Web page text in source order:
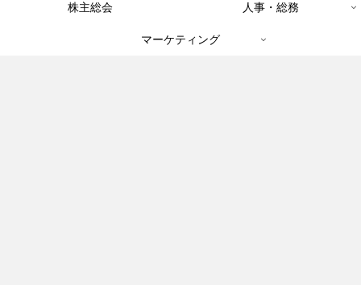
株主総会 人事・総務
マーケティング